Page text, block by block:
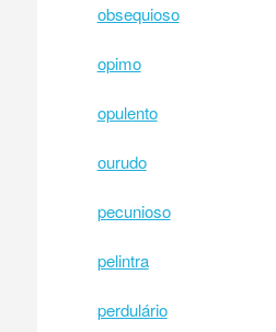
obsequioso
opimo
opulento
ourudo
pecunioso
pelintra
perdulário